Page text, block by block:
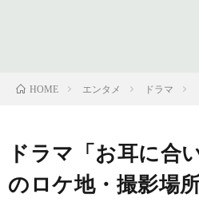
HOME エンタメ ドラマ
ドラマ「お耳に合
のロケ地・撮影場